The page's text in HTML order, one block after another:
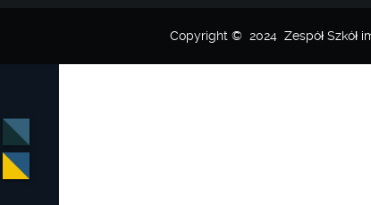
Copyright © 2024 Zespół Szkół